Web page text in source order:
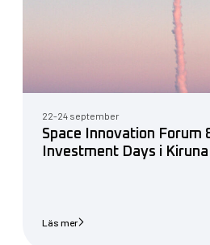
22-24 september
Space Innovation Forum
Investment Days i Kiruna
Läs mer